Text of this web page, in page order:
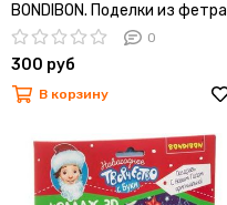
BONDIBON. Поделки из фетра
и картона (Дед Мороз и
Снеговичок)
0
300 руб
В корзину